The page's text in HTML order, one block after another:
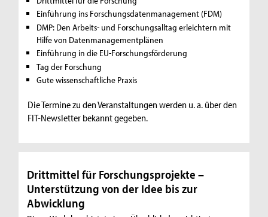
Einführung ins Forschungsdatenmanagement (FDM)
DMP: Den Arbeits- und Forschungsalltag erleichtern mit
Hilfe von Datenmanagementplänen
Einführung in die EU-Forschungsförderung
Tag der Forschung
Gute wissenschaftliche Praxis
Die Termine zu den Veranstaltungen werden u. a. über den
FIT-Newsletter bekannt gegeben.
Drittmittel für Forschungsprojekte –
Unterstützung von der Idee bis zur
Abwicklung